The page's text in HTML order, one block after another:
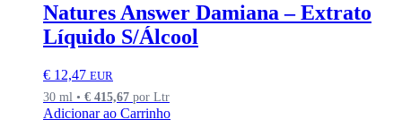
Natures Answer Damiana – Extrato
Líquido S/Álcool
€ 12,47 EUR
30 ml • € 415,67 por Ltr
Adicionar ao Carrinho